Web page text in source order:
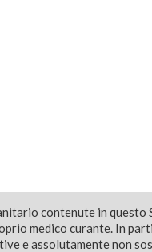
contenute in
medico curante. In
e assolutamente non